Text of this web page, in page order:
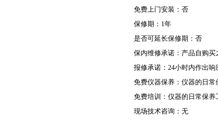
免费上门安装：否
保修期：1年
是否可延长保修期：否
保内维修承诺：产品自购
报修承诺：24小时内作出响
免费仪器保养：仪器的日
免费培训：仪器的日常保
现场技术咨询：无